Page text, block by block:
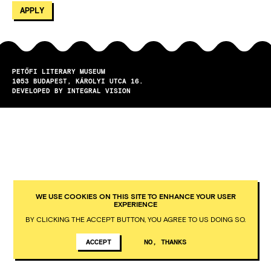
PETŐFI LITERARY MUSEUM
1053
BUDAPEST
KÁROLYI UTCA 16.
DEVELOPED BY INTEGRAL VISION
WE USE COOKIES ON THIS SITE TO ENHANCE YOUR USER
EXPERIENCE
BY CLICKING THE ACCEPT BUTTON, YOU AGREE TO US DOING SO.
ACCEPT NO, THANKS